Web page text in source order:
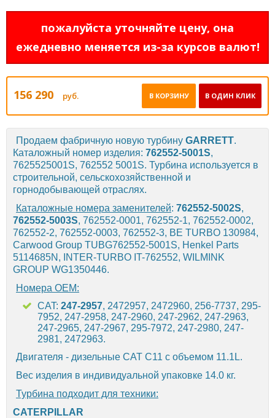
пожалуйста уточняйте цену, она
ежедневно меняется из-за курсов валют!
156 290 руб. В ОДИН КЛИК
В КОРЗИНУ
Продаем фабричную новую турбину GARRETT.
Каталожный номер изделия: 762552-5001S,
7625525001S, 762552 5001S. Турбина используется в
строительной, сельскохозяйственной и
горнодобывающей отраслях.
Каталожные номера заменителей: 762552-5002S,
762552-5003S, 762552-0001, 762552-1, 762552-0002,
762552-2, 762552-0003, 762552-3, BE TURBO 130984,
Carwood Group TUBG762552-5001S, Henkel Parts
5114685N, INTER-TURBO IT-762552, WILMINK
GROUP WG1350446.
Номера OEM:
CAT: 247-2957, 2472957, 2472960, 256-7737, 295-
7952, 247-2958, 247-2960, 247-2962, 247-2963,
247-2965, 247-2967, 295-7972, 247-2980, 247-
2981, 2472963.
Двигателя - дизельные CAT С11 с объемом 11.1L.
Вес изделия в индивидуальной упаковке 14.0 кг.
Турбина подходит для техники:
CATERPILLAR